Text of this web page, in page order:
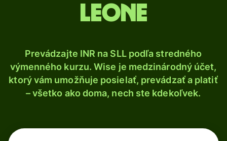
leone
Prevádzajte INR na SLL podľa stredného
výmenného kurzu. Wise je medzinárodný účet,
ktorý vám umožňuje posielať, prevádzať a platiť
– všetko ako doma, nech ste kdekoľvek.